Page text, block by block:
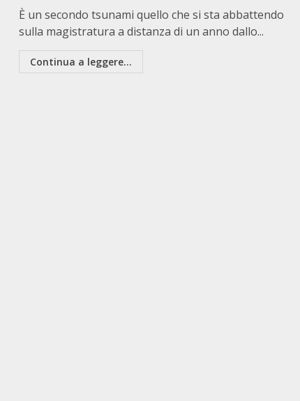
È un secondo tsunami quello che si sta abbattendo
sulla magistratura a distanza di un anno dallo...
Continua a leggere...